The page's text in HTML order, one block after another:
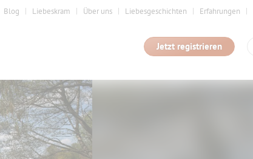
Blog Liebeskram Über uns Liebesgeschichten Erfahrungen
Jetzt registrieren